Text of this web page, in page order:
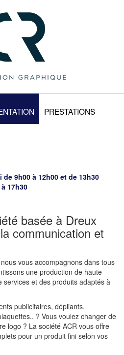
PRESTATIONS
9h00 à 12h00 et de 13h30
à 17h30
basée à Dreux
communication et
vous accompagnons dans tous
une production de haute
services et des produits adaptés à
publicitaires, dépliants,
? Vous voulez changer de
logo ? La société ACR vous offre
pour un produit fini selon vos